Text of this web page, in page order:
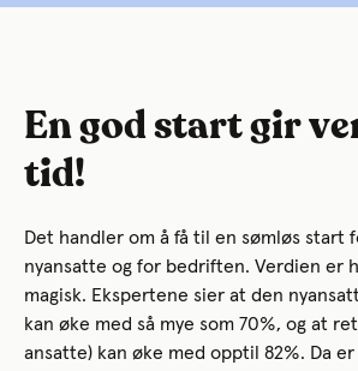
En god start gir
tid!
Det handler om å få til en sømløs start
nyansatte og for bedriften. Verdien er
magisk. Ekspertene sier at den
kan øke med så mye som 70%, og at
ansatte) kan øke med opptil 82%. Da